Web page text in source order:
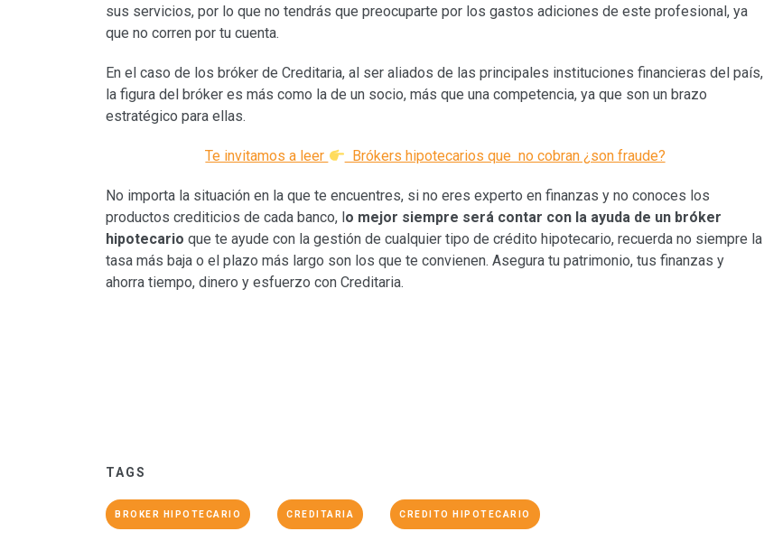
sus servicios, por lo que no tendrás que preocuparte por los gastos adiciones de este profesional, ya
que no corren por tu cuenta.
En el caso de los bróker de Creditaria, al ser aliados de las principales instituciones financieras del país,
la figura del bróker es más como la de un socio, más que una competencia, ya que son un brazo
estratégico para ellas.
Te invitamos a leer Brókers hipotecarios que no cobran ¿son fraude?
No importa la situación en la que te encuentres, si no eres experto en finanzas y no conoces los
productos crediticios de cada banco, l o mejor siempre será contar con la ayuda de un bróker
hipotecario que te ayude con la gestión de cualquier tipo de crédito hipotecario, recuerda no siempre la
tasa más baja o el plazo más largo son los que te convienen. Asegura tu patrimonio, tus finanzas y
ahorra tiempo, dinero y esfuerzo con Creditaria.
TAGS
BROKER HIPOTECARIO CREDITARIA CREDITO HIPOTECARIO